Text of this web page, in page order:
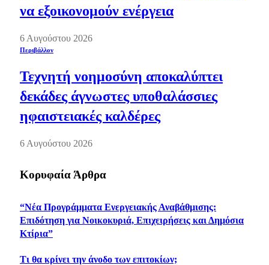
να εξοικονομούν ενέργεια
6 Αυγούστου 2026
Περιβάλλον
Τεχνητή νοημοσύνη αποκαλύπτει
δεκάδες άγνωστες υποθαλάσσιες
ηφαιστειακές καλδέρες
6 Αυγούστου 2026
Κορυφαία Άρθρα
“Νέα Προγράμματα Ενεργειακής Αναβάθμισης:
Επιδότηση για Νοικοκυριά, Επιχειρήσεις και Δημόσια
Κτίρια”
Τι θα κρίνει την άνοδο των επιτοκίων;